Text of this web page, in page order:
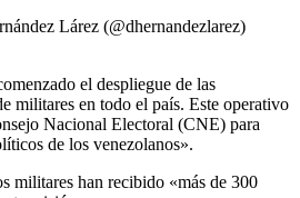
Lárez (@dhernandezlarez)
el despliegue de las
militares en todo el país. Este operativo
Nacional Electoral (CNE) para
de los venezolanos».
militares han recibido «más de 300